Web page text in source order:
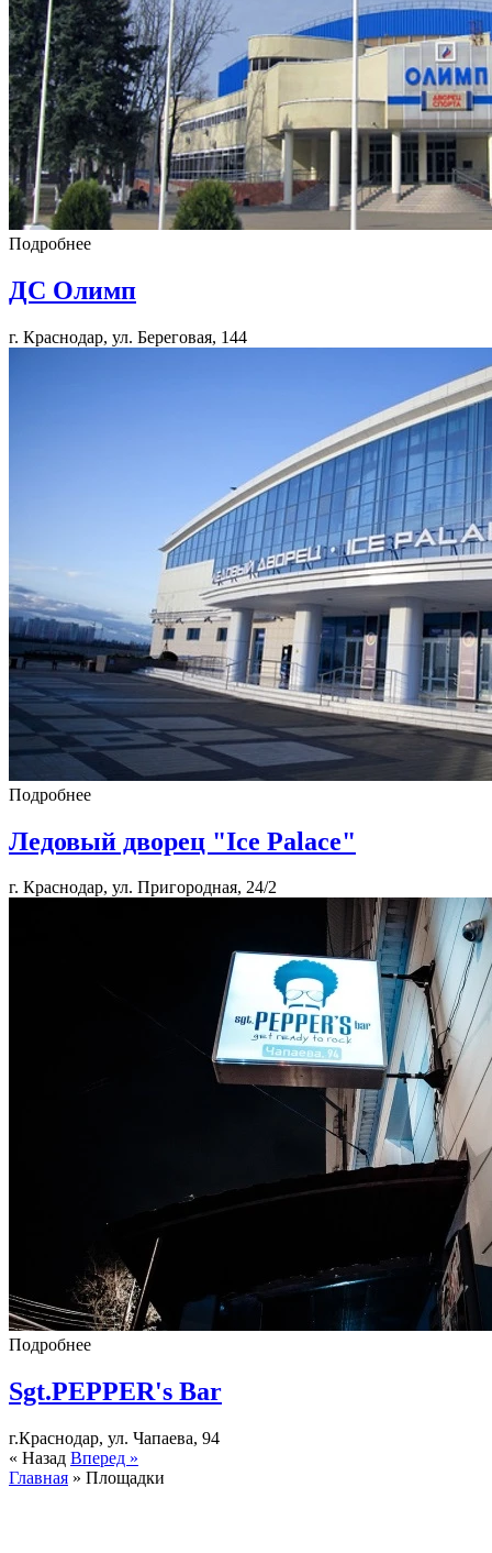
Подробнее
ДС Олимп
г. Краснодар, ул. Береговая, 144
Подробнее
Ледовый дворец "Ice Palace"
г. Краснодар, ул. Пригородная, 24/2
Подробнее
Sgt.PEPPER's Bar
г.Краснодар, ул. Чапаева, 94
« Назад Вперед »
Главная » Площадки